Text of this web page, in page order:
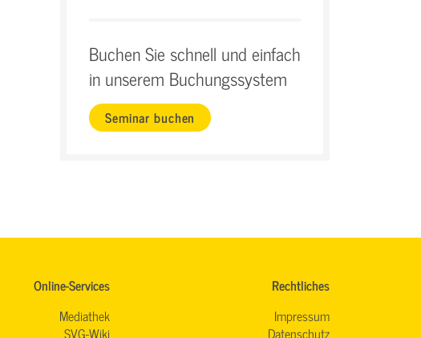
Buchen Sie schnell und einfach
in unserem Buchungssystem
Seminar buchen
Online-Services
Mediathek
SVG-Wiki
Rechtliches
Impressum
Datenschutz